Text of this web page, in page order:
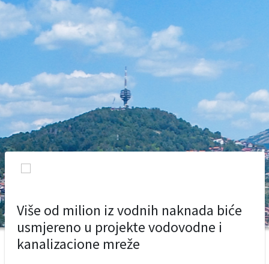
Više od milion iz vodnih naknada biće
usmjereno u projekte vodovodne i
kanalizacione mreže